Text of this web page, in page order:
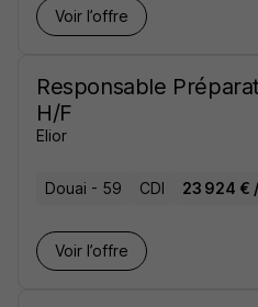
Voir l’offre
Responsable
H/F
Elior
Douai - 59 CDI 23 924 €
Voir l’offre